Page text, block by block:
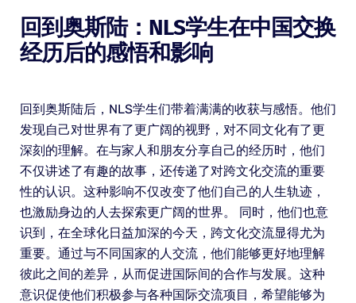
回到奥斯陆：NLS学生在中国交换
经历后的感悟和影响
回到奥斯陆后，NLS学生们带着满满的收获与感悟。他们
发现自己对世界有了更广阔的视野，对不同文化有了更
深刻的理解。在与家人和朋友分享自己的经历时，他们
不仅讲述了有趣的故事，还传递了对跨文化交流的重要
性的认识。这种影响不仅改变了他们自己的人生轨迹，
也激励身边的人去探索更广阔的世界。 同时，他们也意
识到，在全球化日益加深的今天，跨文化交流显得尤为
重要。通过与不同国家的人交流，他们能够更好地理解
彼此之间的差异，从而促进国际间的合作与发展。这种
意识促使他们积极参与各种国际交流项目，希望能够为